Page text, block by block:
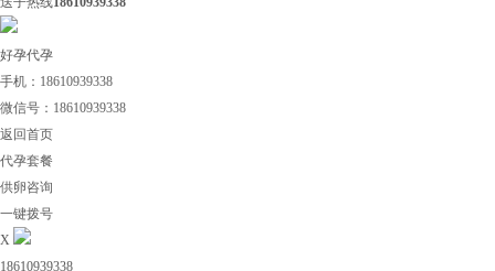
好孕代孕
手机：18610939338
微信号：18610939338
返回首页
代孕套餐
供卵咨询
一键拨号
X
18610939338